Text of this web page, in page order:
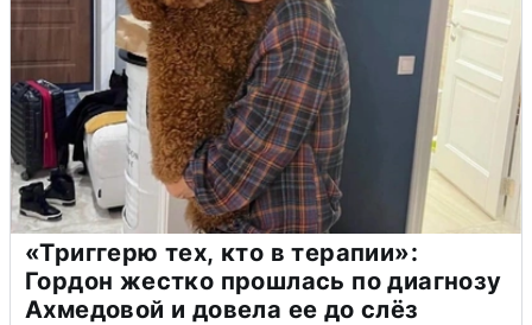
«Триггерю тех, кто в терапии»:
Гордон жестко прошлась по диагнозу
Ахмедовой и довела ее до слёз